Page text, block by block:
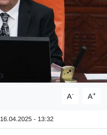
A- A+
16.04.2025 - 13:32